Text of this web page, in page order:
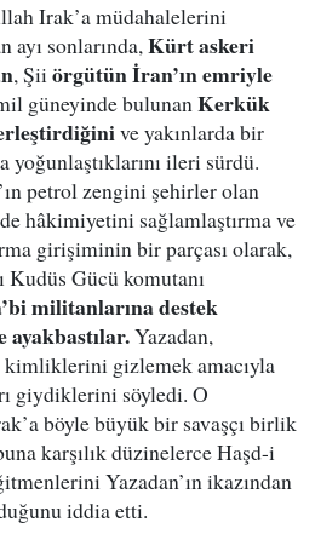
Irak’a müdahalelerini
ayı sonlarında,Kürt askeri
, Şiiörgütün İran’ın emriyle
güneyinde bulunanKerkük
ve yakınlarda bir
yoğunlaştıklarını ileri sürdü.
petrol zengini şehirler olan
hâkimiyetini sağlamlaştırma ve
girişiminin bir parçası olarak,
Gücü komutanı
militanlarına destek
ayakbastılar.Yazadan,
kimliklerini gizlemek amacıyla
giydiklerini söyledi. O
böyle büyük bir savaşçı birlik
karşılık düzinelerce Haşd-i
Yazadan’ın ikazından
iddia etti.